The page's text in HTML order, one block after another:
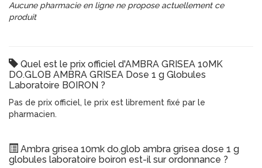
Aucune pharmacie en ligne ne propose actuellement ce
produit
Quel est le prix officiel d'AMBRA GRISEA 10MK
DO.GLOB AMBRA GRISEA Dose 1 g Globules
Laboratoire BOIRON ?
Pas de prix officiel, le prix est librement fixé par le
pharmacien.
Ambra grisea 10mk do.glob ambra grisea dose 1 g
globules laboratoire boiron est-il sur ordonnance ?